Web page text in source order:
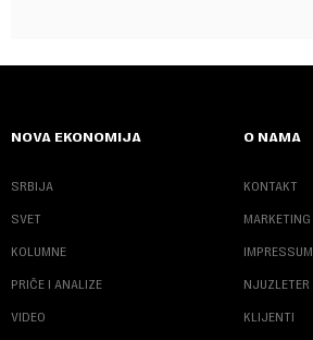
NOVA EKONOMIJA
SRBIJA
SVET
KOLUMNE
PRIČE I ANALIZE
VIDEO
O NAMA
KONTAKT
MARKETING
IMPRESSUM
NJUZLETER
KLIJENTI